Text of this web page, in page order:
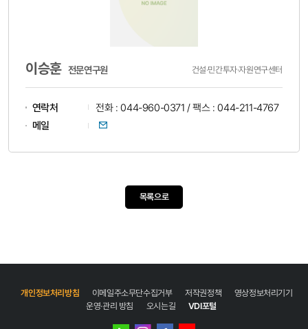
이승훈 전문연구원 건설·민간투자·자원연구센터
연락처
전화 : 044-960-0371 / 팩스 : 044-211-4767
메일
이메일
목록으로
개인정보처리방침 이메일주소무단수집거부 저작권정책
영상정보처리기기
운영·관리 방침
오시는길 VDI포털